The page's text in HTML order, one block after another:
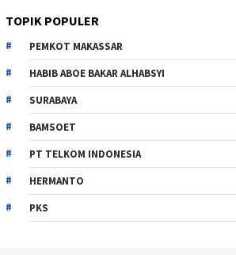
TOPIK POPULER
PEMKOT MAKASSAR
HABIB ABOE BAKAR ALHABSYI
SURABAYA
BAMSOET
PT TELKOM INDONESIA
HERMANTO
PKS